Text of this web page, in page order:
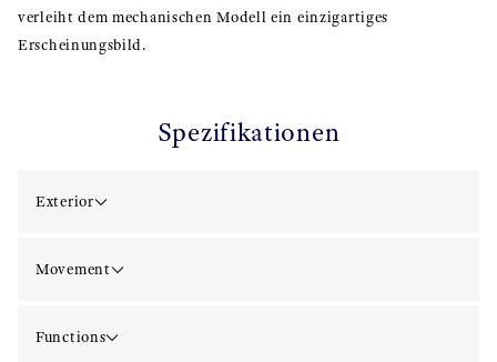
verleiht dem mechanischen Modell ein einzigartiges
Erscheinungsbild.
Spezifikationen
Exterior
Movement
Functions